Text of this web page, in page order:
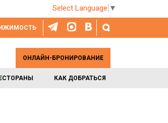
Select Language ▼
КАК ДОБРАТЬСЯ
ОНЛАЙН-БРОНИРОВАНИЕ